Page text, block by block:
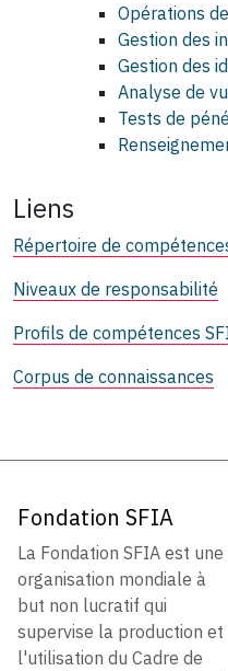
Opérations
Gestion des
Gestion des
Analyse de
Tests de
Liens
Répertoire de
Niveaux de responsabilité
Profils de compétences
Corpus de connaissances
Fondation SFIA
La Fondation SFIA est une
organisation mondiale à
but non lucratif qui
supervise la production et
l'utilisation du Cadre de